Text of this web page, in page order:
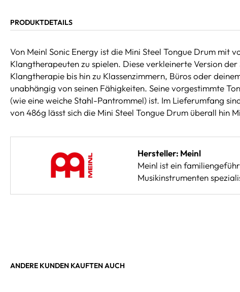
PRODUKTDETAILS
Von Meinl Sonic Energy ist die Mini Steel Tongue Drum
Klangtherapeuten zu spielen. Diese verkleinerte Version
Klangtherapie bis hin zu Klassenzimmern, Büros oder
unabhängig von seinen Fähigkeiten. Seine vorgestimmte
(wie eine weiche Stahl-Pantrommel) ist. Im Lieferumfang
von 486g lässt sich die Mini Steel Tongue Drum überall hin
Hersteller: Meinl
Meinl ist ein
Musikinstrumenten
ANDERE KUNDEN KAUFTEN AUCH